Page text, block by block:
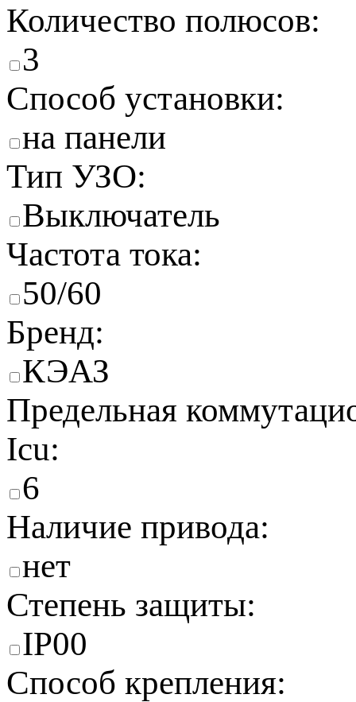
Количество полюсов:
3
Способ установки:
на панели
Тип УЗО:
Выключатель
Частота тока:
50/60
Бренд:
КЭАЗ
Предельная
Icu:
6
Наличие привода:
нет
Степень защиты:
IP00
Способ крепления: